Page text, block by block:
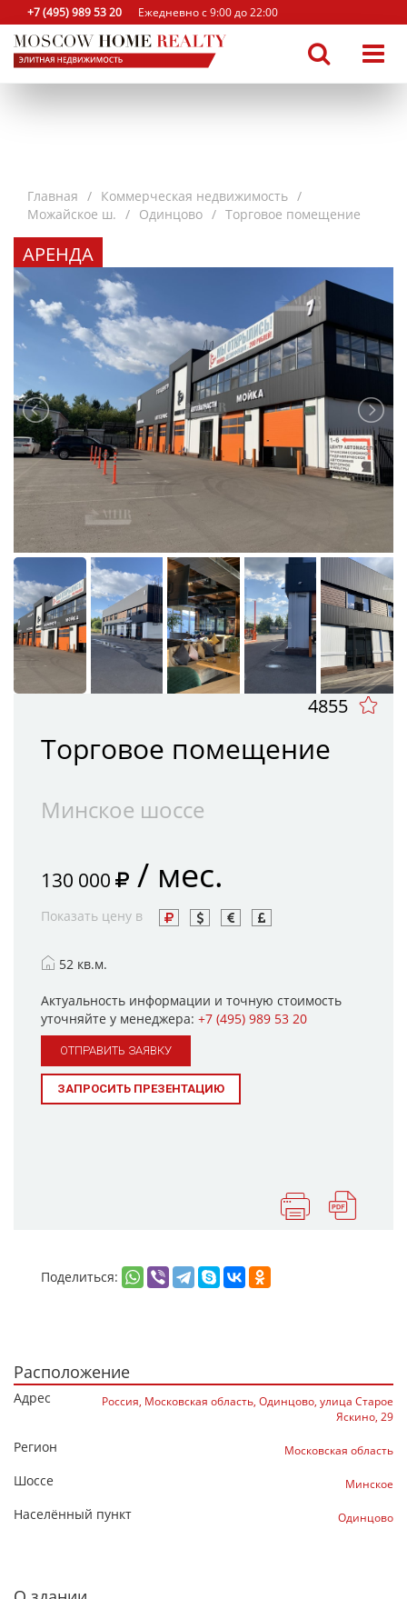
+7 (495) 989 53 20 Ежедневно с 9:00 до 22:00
Главная
Коммерческая недвижимость
Можайское ш.
Одинцово Торговое помещение
АРЕНДА
Торговое помещение
4855
Минское шоссе
130 000 / мес.
Показать цену в
52 кв.м.
Актуальность информации и точную стоимость
уточняйте у менеджера: +7 (495) 989 53 20
ОТПРАВИТЬ ЗАЯВКУ
ЗАПРОСИТЬ ПРЕЗЕНТАЦИЮ
Поделиться:
Расположение
Адрес
Россия, Московская область, Одинцово, улица Старое
Яскино, 29
Регион Московская область
Шоссе Минское
Населённый пункт Одинцово